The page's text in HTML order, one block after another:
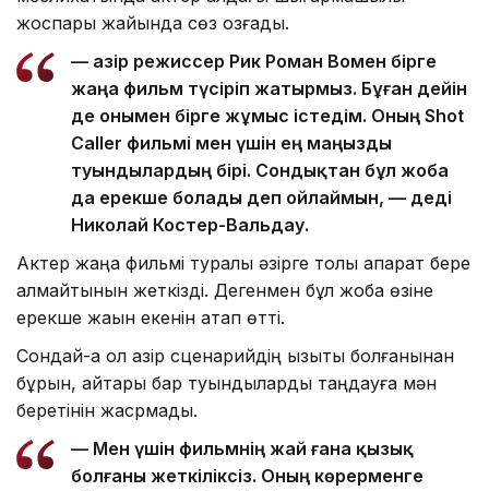
жоспары жайында сөз қозғады.
— Қазір режиссер Рик Роман Вомен бірге
жаңа фильм түсіріп жатырмыз. Бұған дейін
де онымен бірге жұмыс істедім. Оның Shot
Caller фильмі мен үшін ең маңызды
туындылардың бірі. Сондықтан бұл жоба
да ерекше болады деп ойлаймын, — деді
Николай Костер-Вальдау.
Актер жаңа фильмі туралы әзірге толық ақпарат бере
алмайтынын жеткізді. Дегенмен бұл жоба өзіне
ерекше жақын екенін атап өтті.
Сондай-ақ ол қазір сценарийдің қызықты болғанынан
бұрын, айтары бар туындыларды таңдауға мән
беретінін жасрмады.
— Мен үшін фильмнің жай ғана қызық
болғаны жеткіліксіз. Оның көрерменге